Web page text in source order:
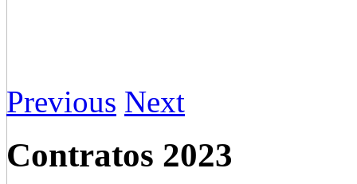
Previous Next
Contratos 2023